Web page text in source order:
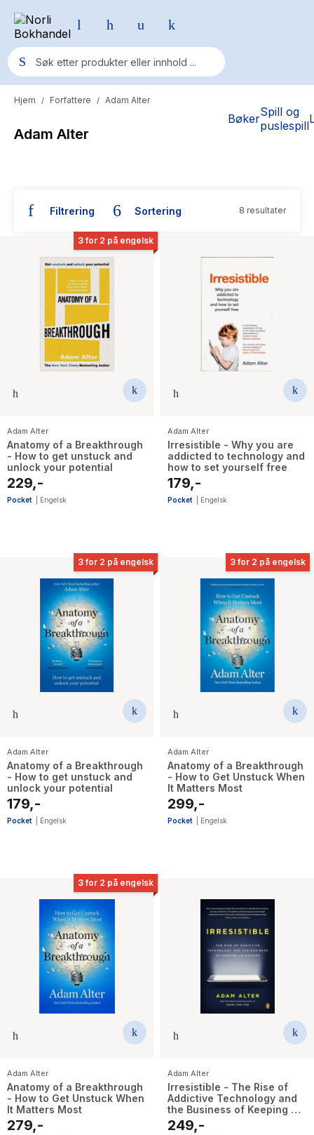
BøkerSpill og
puslespill
Populære søk
Pokemon
Yesteryear
Elizabeth Strout
Hitster
Hypopressiv trening
The Housemaid
Hjem / Forfattere / Adam Alter
Adam Alter
Filtrering Sortering 8 resultater
3 for 2 på engelsk
Adam Alter
Anatomy of a Breakthrough
- How to get unstuck and
unlock your potential
229,-
Pocket Engelsk
Adam Alter
Irresistible - Why you are
addicted to technology and
how to set yourself free
179,-
Pocket Engelsk
3 for 2 på engelsk
Adam Alter
Anatomy of a Breakthrough
- How to get unstuck and
unlock your potential
179,-
Pocket Engelsk
3 for 2 på engelsk
Adam Alter
Anatomy of a Breakthrough
- How to Get Unstuck When
It Matters Most
299,-
Pocket Engelsk
3 for 2 på engelsk
Adam Alter
Anatomy of a Breakthrough
- How to Get Unstuck When
It Matters Most
279,-
Adam Alter
Irresistible - The Rise of
Addictive Technology and
the Business of Keeping Us
Hooked
249,-